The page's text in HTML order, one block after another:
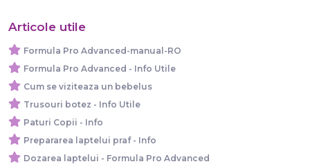
Articole utile
Formula Pro Advanced-manual-RO
Formula Pro Advanced - Info Utile
Cum se viziteaza un bebelus
Trusouri botez - Info Utile
Paturi Copii - Info
Prepararea laptelui praf - Info
Dozarea laptelui - Formula Pro Advanced